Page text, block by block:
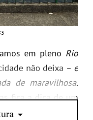
em pleno Rio
não deixa – e
de maravilhosa.
fica a dica de um